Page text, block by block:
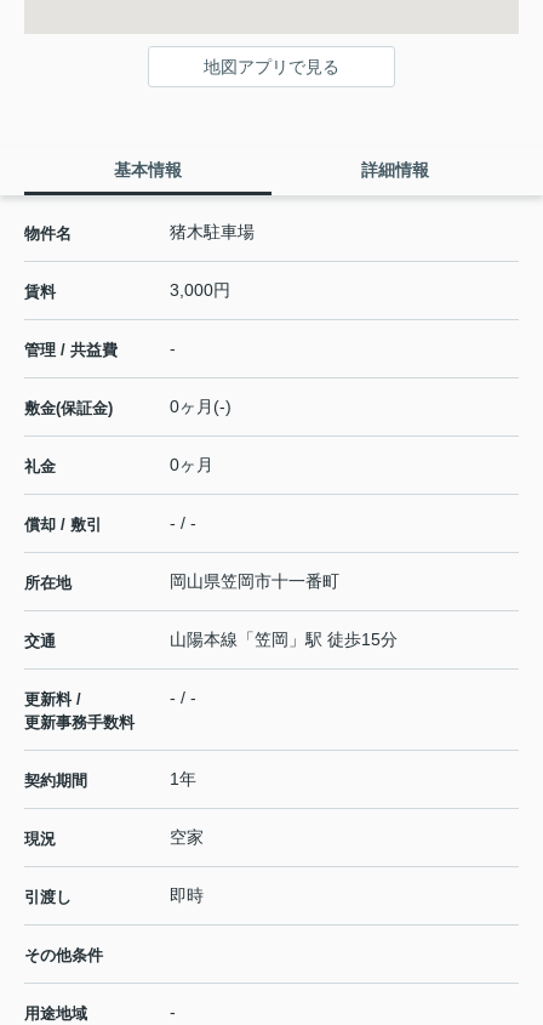
地図アプリで見る
基本情報 詳細情報
物件名 猪木駐車場
賃料 3,000円
管理 / 共益費 -
敷金(保証金) 0ヶ月(-)
礼金 0ヶ月
償却 / 敷引 - / -
所在地 岡山県笠岡市十一番町
交通 山陽本線 「笠岡 」駅 徒歩15分
更新料 /
更新事務手数料
- / -
契約期間 1年
現況 空家
引渡し 即時
その他条件
用途地域 -